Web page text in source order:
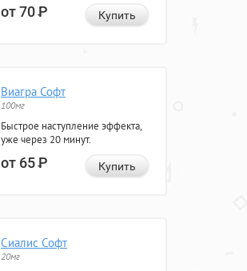
от 70Р Купить
Виагра Софт
100мг
Быстрое наступление эффекта,
уже через 20 минут.
от 65Р Купить
Сиалис Софт
20мг